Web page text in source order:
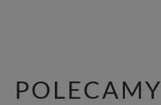
POLECAMY